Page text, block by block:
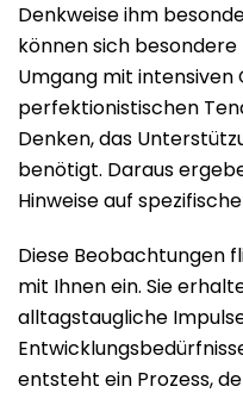
Denkweise ihm
können sich
Umgang mit intensiven
perfektionistischen
Denken, das
benötigt. Daraus
Hinweise auf
Diese Beobachtungen
mit Ihnen ein. Sie
alltagstaugliche
entsteht ein Prozess,